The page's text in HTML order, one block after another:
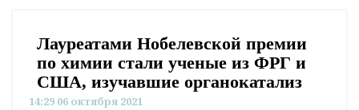
Лауреатами Нобелевской премии
по химии стали ученые из ФРГ и
США, изучавшие органокатализ
14:29 06 октября 2021